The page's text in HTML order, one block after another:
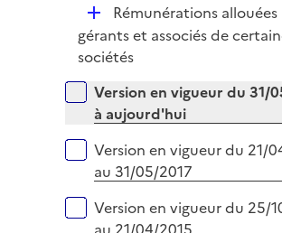
i
e
r
D
é
p
i
e
r
Rémunérations allouées
gérants et associés de
sociétés
Versions sur la période
Version en vigueur du 31/
à aujourd'hui
Version en vigueur du 21/
au 31/05/2017
Version en vigueur du 25/